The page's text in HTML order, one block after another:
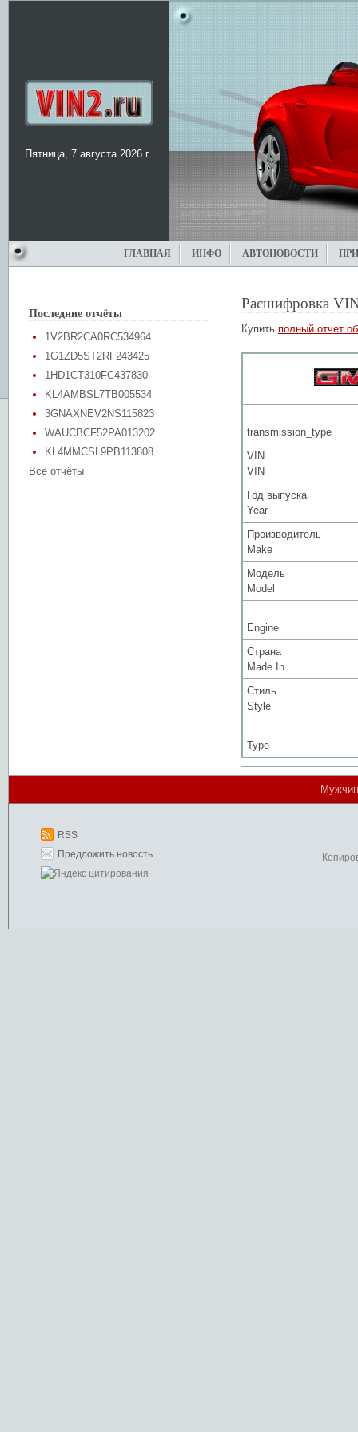
Пятница, 7 августа 2026 г.
ГЛАВНАЯ ИНФО АВТОНОВОСТИ
Последние отчёты
1V2BR2CA0RC534964
1G1ZD5ST2RF243425
1HD1CT310FC437830
KL4AMBSL7TB005534
3GNAXNEV2NS115823
WAUCBCF52PA013202
KL4MMCSL9PB113808
Все отчёты
Расшифровка
Купить полный отчет
transmission_type
VIN
VIN
Год выпуска
Year
Производитель
Make
Модель
Model
Engine
Страна
Made In
Стиль
Style
Type
RSS
Предложить новость